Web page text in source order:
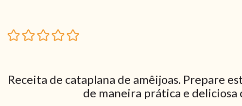
Receita de cataplana de amêijoas. Prepare
de maneira prática e deliciosa